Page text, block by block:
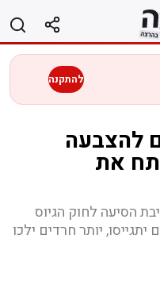
להתקנה
להצבעה
את
הסיעה לחוק הגיוס
יותר חרדים ילכו